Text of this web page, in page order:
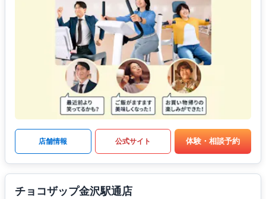
店舗情報 公式サイト 体験・相談予約
チョコザップ金沢駅通店